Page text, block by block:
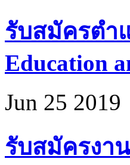
รับสมัครตำ
Education
Jun 25 2019
รับสมัครงา